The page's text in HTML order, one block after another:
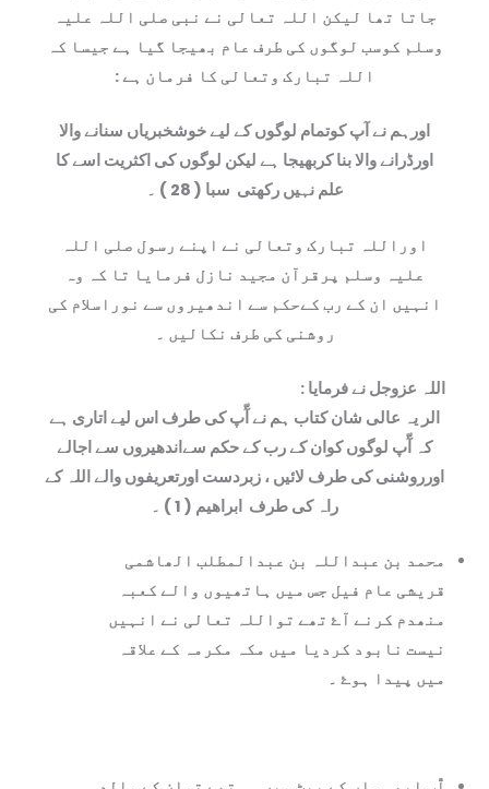
جاتا تھا لیکن اللہ تعالی نے نبی صلی اللہ علیہ
وسلم کوسب لوگوں کی طرف عام بھیجا گيا ہے جیسا کہ
اللہ تبارک وتعالی کا فرمان ہے :
اورہم نے آپ کوتمام لوگوں کے لیے خوشخبریاں سنانے والا
اورڈرانے والا بنا کربھیجا ہے لیکن لوگوں کی اکثریت اسے کا
علم نہیں رکھتی سبا ( 28 ) ۔
اوراللہ تبارک وتعالی نے اپنے رسول صلی اللہ
علیہ وسلم پرقرآن مجید نازل فرمایا تا کہ وہ
انہیں ان کے رب کےحکم سے اندھیروں سے نوراسلام کی
روشنی کی طرف نکالیں ۔
اللہ عزوجل نے فرمایا :
الر یہ عالی شان کتاب ہم نے آّپ کی طرف اس لیے اتاری ہے
کہ آّپ لوگوں کوان کے رب کے حکم سےاندھیروں سے اجالے
اورروشنی کی طرف لائيں ، زبردست اورتعریفوں والے اللہ کے
راہ کی طرف ابراھیم ( 1 ) ۔
محمد بن عبداللہ بن عبدالمطلب الھاشمی
قریشی عام فیل جس میں ہاتھیوں والے کعبہ
منھدم کرنے آۓ تھے تواللہ تعالی نے انہيں
نیست نابود کردیا میں مکہ مکرمہ کے علاقہ
میں پیدا ہوۓ ۔